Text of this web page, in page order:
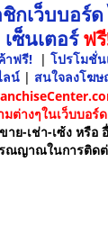
กเว็บบอร์
เซ็นเตอร์ฟ
าฟรี! | โปรโมชั่
ลน์ | สนใจลงโฆ
ต่างๆในเว็บบอร์
าย-เช่า-เซ้ง หรื
ณญาณในการติดต่